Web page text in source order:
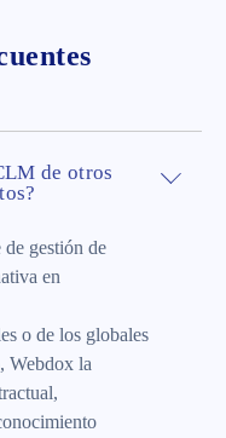
de otros
gestión de
en
o de los globales
Webdox la